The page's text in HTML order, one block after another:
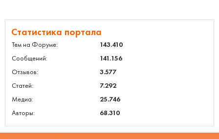
Статистика портала
Тем на Форуме:
143.410
Сообщений:
141.156
Отзывов:
3.577
Статей:
7.292
Медиа:
25.746
Авторы:
68.310